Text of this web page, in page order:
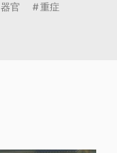
器官 重症